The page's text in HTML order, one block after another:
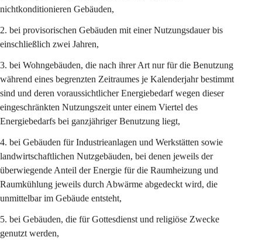
nichtkonditionieren Gebäuden,
2. bei provisorischen Gebäuden mit einer Nutzungsdauer bis
einschließlich zwei Jahren,
3. bei Wohngebäuden, die nach ihrer Art nur für die Benutzung
während eines begrenzten Zeitraumes je Kalenderjahr bestimmt
sind und deren voraussichtlicher Energiebedarf wegen dieser
eingeschränkten Nutzungszeit unter einem Viertel des
Energiebedarfs bei ganzjähriger Benutzung liegt,
4. bei Gebäuden für Industrieanlagen und Werkstätten sowie
landwirtschaftlichen Nutzgebäuden, bei denen jeweils der
überwiegende Anteil der Energie für die Raumheizung und
Raumkühlung jeweils durch Abwärme abgedeckt wird, die
unmittelbar im Gebäude entsteht,
5. bei Gebäuden, die für Gottesdienst und religiöse Zwecke
genutzt werden,